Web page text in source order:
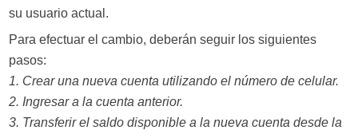
su usuario actual.
Para efectuar el cambio, deberán seguir los siguientes
pasos:
1. Crear una nueva cuenta utilizando el número de celular.
2. Ingresar a la cuenta anterior.
3. Transferir el saldo disponible a la nueva cuenta desde la